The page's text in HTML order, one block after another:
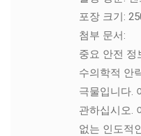
포장 크기:
첨부 문서:
중요 안전 정
수의학적 안
극물입니다.
관하십시오.
없는 인도적